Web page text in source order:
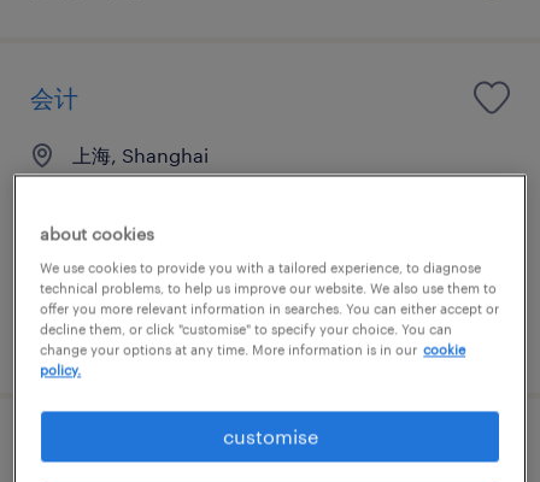
会计
上海, Shanghai
CNY120,000 - CNY156,000 每年
发布于 7 八月 2026
Simulation/CAE/FEA
about cookies
We use cookies to provide you with a tailored experience, to diagnose
technical problems, to help us improve our website. We also use them to
offer you more relevant information in searches. You can either accept or
decline them, or click "customise" to specify your choice. You can
change your options at any time. More information is in our cookie
policy.
customise